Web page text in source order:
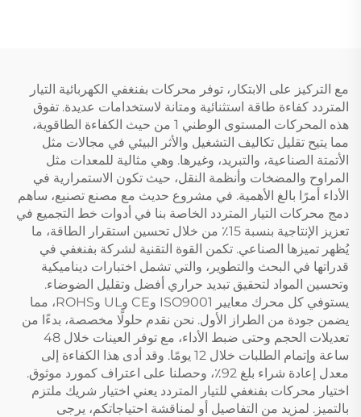
مع التركيز على الابتكار، توفر محركات بفنغفي الكهربائية التيار
المتردد كفاءة طاقة استثنائية ومتانة لاستخدامات عديدة. تفوق
هذه المحركات المستوى الوطني 1 من حيث الكفاءة الطاقوية،
مما يتيح تقليل تكاليف التشغيل والأثر البيئي في مجالات مثل
الأتمتة الصناعية، والتبريد، وغيرها. وهي مثالية للمعدات مثل
المراوح والمضخات وأنظمة النقل، حيث تكون الاستمرارية في
الأداء أمرًا بالغ الأهمية. في مشروع حديث مع مصنع تصنيع، ساهم
دمج محركات التيار المتردد الخاصة بنا في أدوات خط التجميع في
تعزيز الإنتاجية بنسبة 15٪ من خلال تحسين استقرار الطاقة، ما
يُظهر تميزها الصناعي. تكمن القوة التقنية لشركة بفنغفي في
قدراتها في البحث والتطوير، والتي تشمل اختبارات ديناميكية
وتحسين المواد لتحقيق تبديد حراري أفضل وتقليل الضوضاء.
يستوفي كل محرك معايير ISO9001 وCE وUL وROHS، مما
يضمن جودة من الطراز الأول. نحن نقدم حلولًا مخصصة، بدءًا من
تعديلات الحجم وحتى ضبط الأداء، مع توفر العينات خلال 48
ساعة وإتمام الطلبات خلال 12 يومًا. وقد أدى هذا الكفاءة إلى
معدل إعادة شراء بلغ 92٪، وحصلنا على اعتراف كمورد موثوق.
اختيار محركات بفنغفي للتيار المتردد يعني اختيار شريك ملتزم
بالتميز. لمزيد من التفاصيل أو لمناقشة احتياجاتكم، يرجى